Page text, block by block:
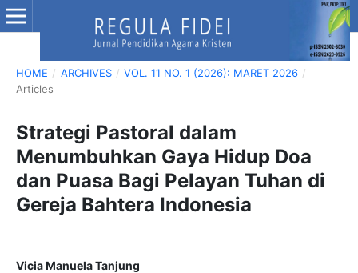
HOME / ARCHIVES / VOL. 11 NO. 1 (2026): MARET 2026 /
Articles
Strategi Pastoral dalam
Menumbuhkan Gaya Hidup Doa
dan Puasa Bagi Pelayan Tuhan di
Gereja Bahtera Indonesia
Vicia Manuela Tanjung